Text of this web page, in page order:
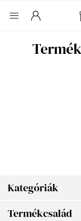
Kategóriák
Termékcsalád